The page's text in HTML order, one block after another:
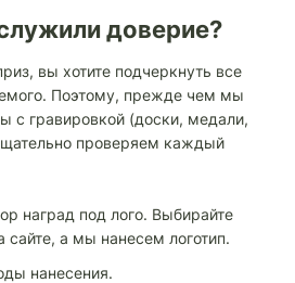
доверие?
вы хотите подчеркнуть все
Поэтому, прежде чем мы
с гравировкой (доски, медали,
проверяем каждый
наград под лого. Выбирайте
сайте, а мы нанесем логотип.
нанесения.